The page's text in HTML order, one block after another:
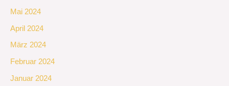
Mai 2024
April 2024
März 2024
Februar 2024
Januar 2024